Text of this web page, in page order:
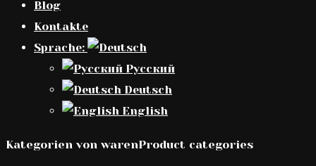
Blog
Kontakte
Sprache:
Русский
Deutsch
English
Kategorien von warenProduct categories